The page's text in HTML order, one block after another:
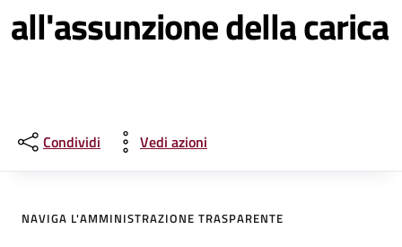
all'assunzione della carica
Condividi Vedi azioni
NAVIGA L'AMMINISTRAZIONE TRASPARENTE